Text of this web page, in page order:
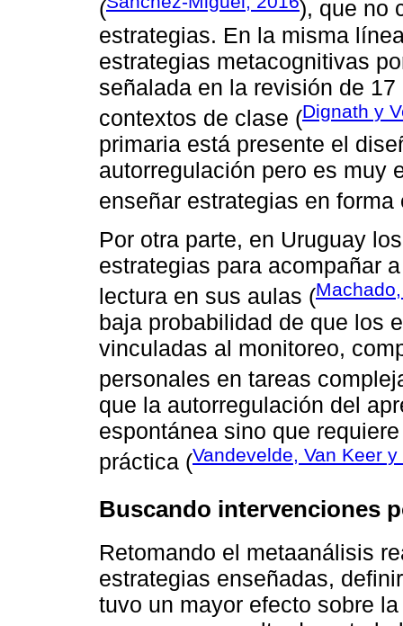
(
), que no
estrategias. En la misma
estrategias metacognitivas
señalada en la revisión de
contextos de clase (Dignath y
primaria está presente el
autorregulación pero es muy
enseñar estrategias en forma
Por otra parte, en Uruguay
estrategias para acompañar
lectura en sus aulas (
baja probabilidad de que los
vinculadas al monitoreo,
personales en tareas
que la autorregulación del
espontánea sino que
práctica (Vandevelde, Van Keer
Buscando intervenciones
Retomando el metaanálisis
estrategias enseñadas,
tuvo un mayor efecto sobre